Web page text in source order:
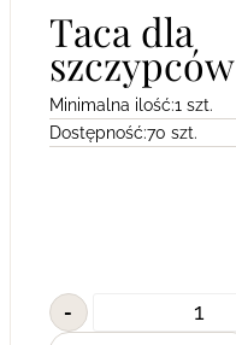
Taca dla
szczypców
Minimalna ilość:1 szt.
Dostępność:70 szt.
-